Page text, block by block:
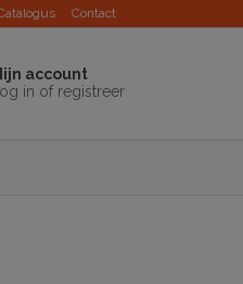
Contact
account
in of registreer